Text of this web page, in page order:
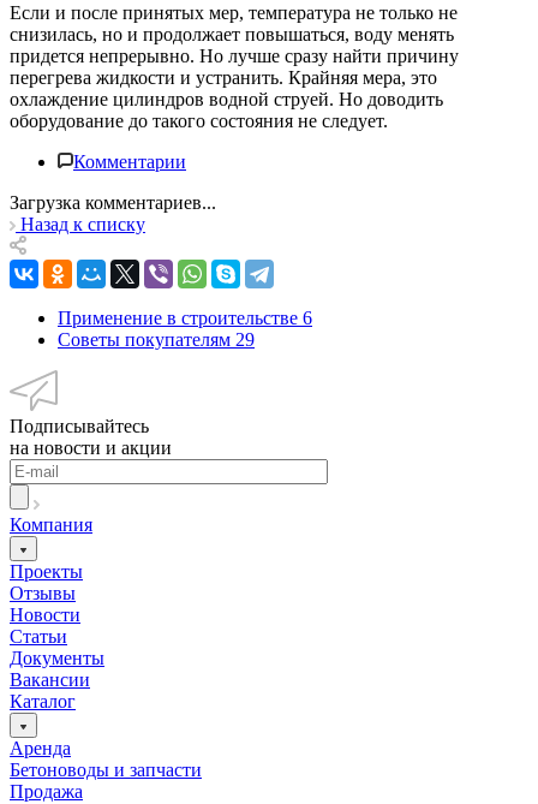
Если и после принятых мер, температура не только не
снизилась, но и продолжает повышаться, воду менять
придется непрерывно. Но лучше сразу найти причину
перегрева жидкости и устранить. Крайняя мера, это
охлаждение цилиндров водной струей. Но доводить
оборудование до такого состояния не следует.
Комментарии
Загрузка комментариев...
Назад к списку
Применение в строительстве 6
Советы покупателям 29
Подписывайтесь
на новости и акции
Компания
Проекты
Отзывы
Новости
Статьи
Документы
Вакансии
Каталог
Аренда
Бетоноводы и запчасти
Продажа